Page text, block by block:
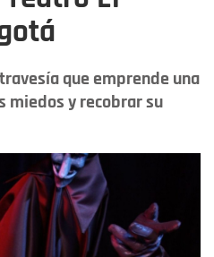
que emprende una
miedos y recobrar su